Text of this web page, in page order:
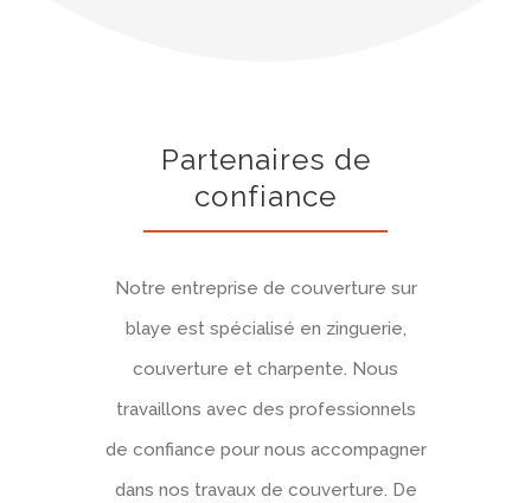
Partenaires de
confiance
Notre entreprise de couverture sur
blaye est spécialisé en zinguerie,
couverture et charpente. Nous
travaillons avec des professionnels
de confiance pour nous accompagner
dans nos travaux de couverture. De